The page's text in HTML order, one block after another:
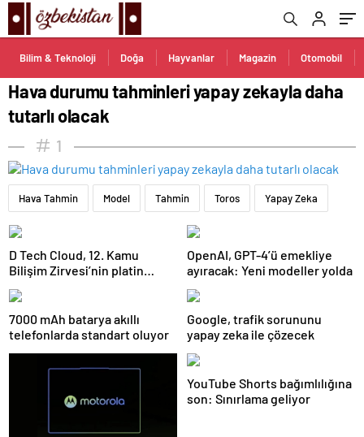
Bilim & Teknoloji Doğa Hayvanlar Magazin Otomobil
Hava durumu tahminleri yapay zekayla daha
tutarlı olacak
1
Hava Tahmin Model Tahmin Toros Yapay Zeka
D Tech Cloud, 12. Kamu
Bilişim Zirvesi’nin platin
sponsoru olarak dijital
geleceğe yön verdi
OpenAI, GPT-4’ü emekliye
ayıracak: Yeni modeller yolda
7000 mAh batarya akıllı
telefonlarda standart oluyor
Google, trafik sorununu
yapay zeka ile çözecek
YouTube Shorts bağımlılığına
son: Sınırlama geliyor